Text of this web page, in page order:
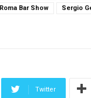
Roma Bar Show
Sergio
Twitter